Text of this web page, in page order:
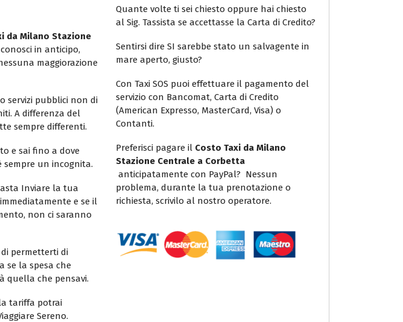
da Milano Stazione
in anticipo,
maggiorazione
servizi pubblici non di
A differenza del
sempre differenti.
e sai fino a dove
sempre un incognita.
Inviare la tua
e se il
non ci saranno
permetterti di
se la spesa che
quella che pensavi.
tariffa potrai
Sereno.
Quante volte ti sei chiesto oppure hai chiesto
al Sig. Tassista se accettasse la Carta di Credito?
Sentirsi dire SI sarebbe stato un salvagente in
mare aperto, giusto?
Con Taxi SOS puoi effettuare il pagamento del
servizio con Bancomat, Carta di Credito
(American Expresso, MasterCard, Visa) o
Contanti.
Preferisci pagare il Costo Taxi da Milano
Stazione Centrale a Corbetta
anticipatamente con PayPal? Nessun
problema, durante la tua prenotazione o
richiesta, scrivilo al nostro operatore.